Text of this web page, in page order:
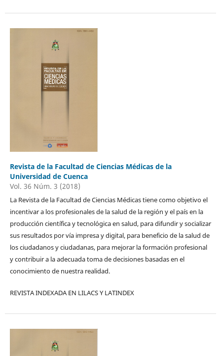
Revista de la Facultad de Ciencias Médicas de la
Universidad de Cuenca
Vol. 36 Núm. 3 (2018)
La Revista de la Facultad de Ciencias Médicas tiene como objetivo el
incentivar a los profesionales de la salud de la región y el país en la
producción científica y tecnológica en salud, para difundir y socializar
sus resultados por vía impresa y digital, para beneficio de la salud de
los ciudadanos y ciudadanas, para mejorar la formación profesional
y contribuir a la adecuada toma de decisiones basadas en el
conocimiento de nuestra realidad.
REVISTA INDEXADA EN LILACS Y LATINDEX